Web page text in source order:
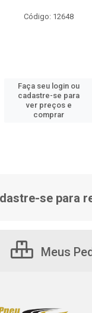
Código: 12648
Faça seu login ou
cadastre-se para
ver preços e
comprar
se para
Meus